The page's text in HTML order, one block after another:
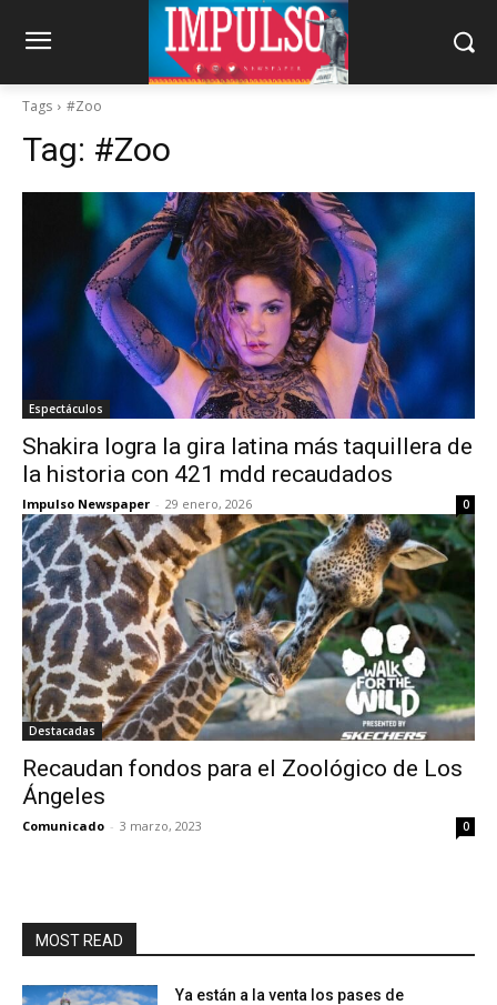
Tags #Zoo
Tag: #Zoo
Espectáculos
Shakira logra la gira latina más taquillera de
la historia con 421 mdd recaudados
Impulso Newspaper - 29 enero, 2026 0
Destacadas
Recaudan fondos para el Zoológico de Los
Ángeles
Comunicado - 3 marzo, 2023 0
MOST READ
Ya están a la venta los pases de